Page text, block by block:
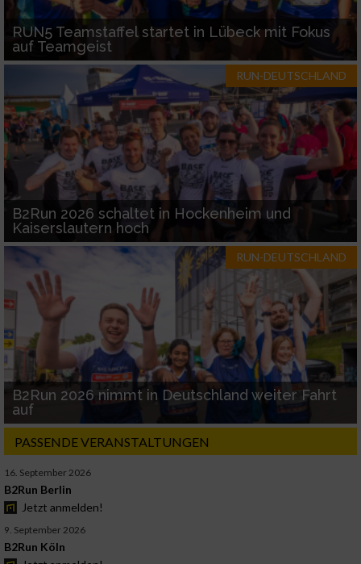
RUN5 Teamstaffel startet in Lübeck mit Fokus
auf Teamgeist
RUN-DEUTSCHLAND
B2Run 2026 schaltet in Hockenheim und
Kaiserslautern hoch
RUN-DEUTSCHLAND
B2Run 2026 nimmt in Deutschland weiter Fahrt
auf
PASSENDE VERANSTALTUNGEN
16. September 2026
B2Run Berlin
Jetzt anmelden!
9. September 2026
B2Run Köln